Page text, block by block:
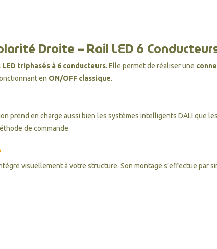
Droite – Rail LED 6
LED triphasés à 6 conducteurs. Elle permet de réaliser une
en ON/OFF classique.
prend en charge aussi bien les systèmes intelligents DALI que
de commande.
visuellement à votre structure. Son montage s’effectue par